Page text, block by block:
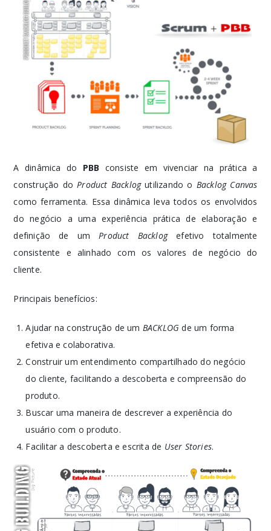
A dinâmica do PBB consiste em vivenciar na prática a
construção doProduct Backlogutilizando o Backlog Canvas
como ferramenta. Essa dinâmica leva todos os envolvidos
do negócio a uma experiência prática de elaboração e
definição de umProduct Backlogefetivo totalmente
consistente e alinhado com os valores de negócio do
cliente.
Principais benefícios:
Ajudar na construção de um BACKLOG de um forma
efetiva e colaborativa.
Construir um entendimento compartilhado do negócio
do cliente, facilitando a descoberta e compreensão do
produto.
Buscar uma maneira de descrever a experiência do
usuário com o produto.
Facilitar a descoberta e escrita de User Stories.